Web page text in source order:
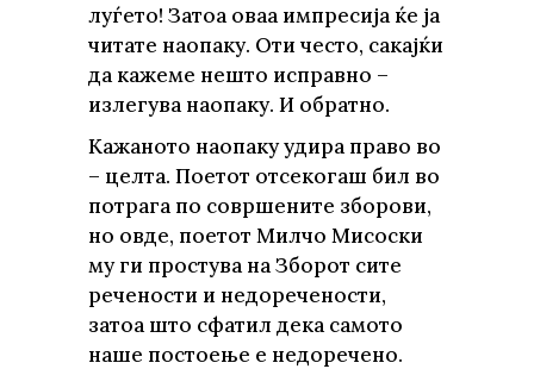
луѓето! Затоа оваа импресија ќе ја
читате наопаку. Оти често, сакајќи
да кажеме нешто исправно –
излегува наопаку. И обратно.
Кажаното наопаку удира право во
– целта. Поетот отсекогаш бил во
потрага по совршените зборови,
но овде, поетот Милчо Мисоски
му ги простува на Зборот сите
речености и недоречености,
затоа што сфатил дека самото
наше постоење е недоречено.